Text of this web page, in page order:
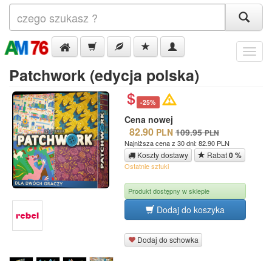
Menu
Patchwork (edycja polska)
-25%
Cena nowej
82.90 PLN 109.95 PLN
Najniższa cena z 30 dni: 82.90 PLN
Koszty dostawy Rabat0 %
Ostatnie sztuki
Produkt dostępny w sklepie
Dodaj do koszyka
Dodaj do schowka